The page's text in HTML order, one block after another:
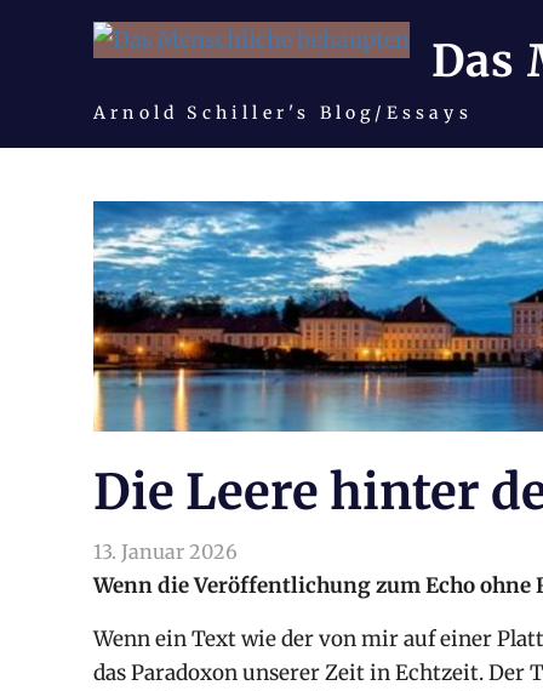
Das
Arnold Schiller's Blog/Essays
Die Leere hinter
13. Januar 2026
Wenn die Veröffentlichung zum Echo ohne
Wenn ein Text wie der von mir auf einer
das Paradoxon unserer Zeit in Echtzeit.